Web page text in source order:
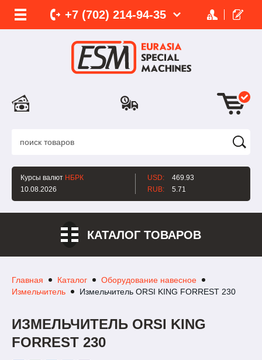
+7 (702) 214-94-35
Курсы валют НБРК
10.08.2026
USD:
469.93
RUB:
5.71
КАТАЛОГ ТОВАРОВ
Главная Каталог
Оборудование навесное
Измельчитель
Измельчитель ORSI KING FORREST 230
ИЗМЕЛЬЧИТЕЛЬ ORSI KING
FORREST 230